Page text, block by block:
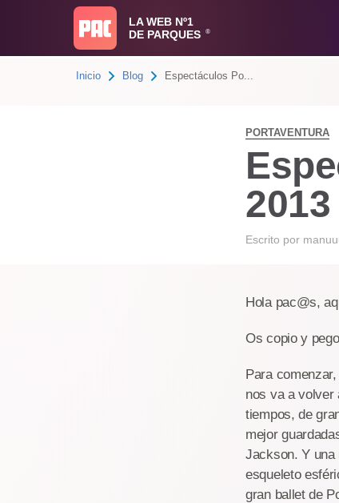
LA WEB Nº1
DE PARQUES
®
Inicio Blog Espectáculos Po...
PORTAVENTURA
Escrito por
Hola pac@s,
Os copio y
Para
nos va a volver
tiempos, de
mejor
Jackson. Y una
esqueleto
gran ballet de